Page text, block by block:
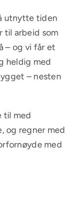
utnytte tiden
til arbeid som
– og vi får et
heldig med
– nesten
til med
og regner med
med